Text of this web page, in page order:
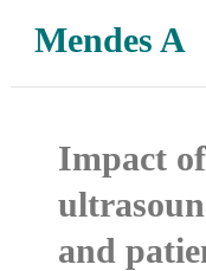
Mendes A
Impact
and